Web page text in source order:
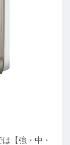
【強・中・